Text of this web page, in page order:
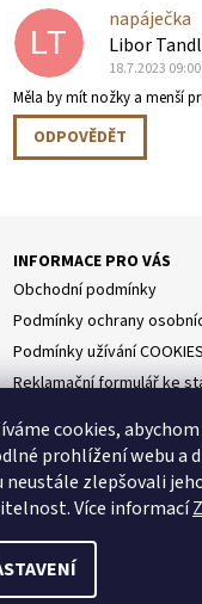
LT
napáječka
Libor
18.7.2023 09:00
Měla by mít nožky a menší
ODPOVĚDĚT
INFORMACE PRO VÁS
Obchodní podmínky
Podmínky ochrany
Podmínky užívání COOKIES
Reklamační formulář ke
Jak
cookies,
prohlížení webu a
neustále zlepšovali
Více informací